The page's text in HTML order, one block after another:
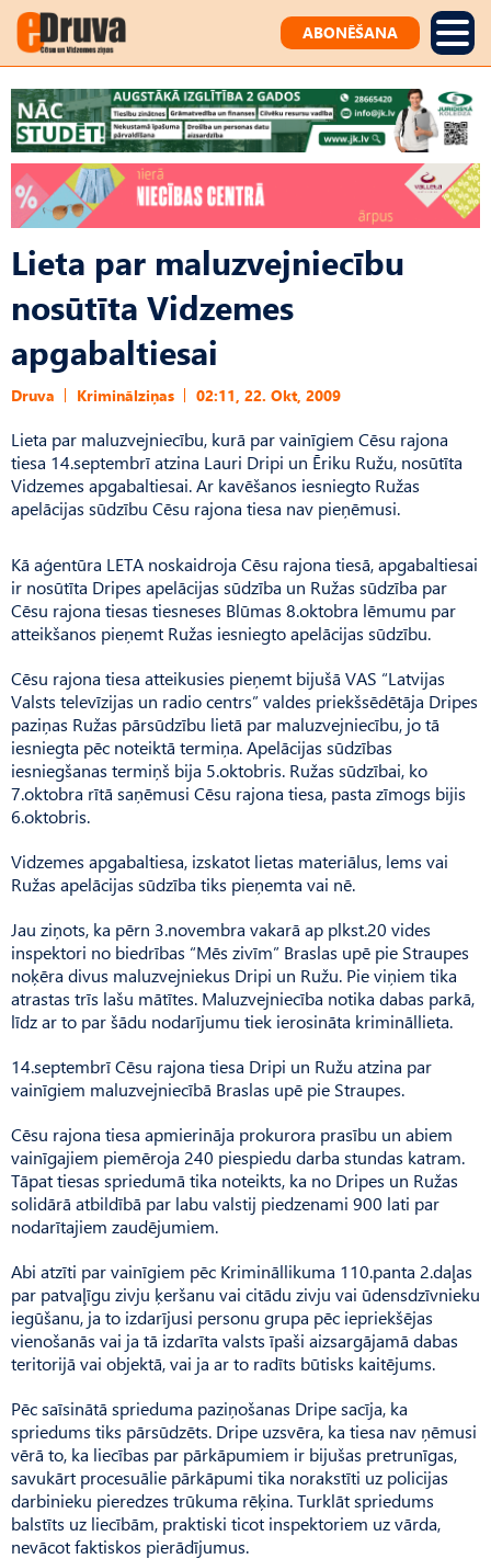
ABONĒŠANA
Lieta par maluzvejniecību
nosūtīta Vidzemes
apgabaltiesai
Druva Kriminālziņas 02:11, 22. Okt, 2009
Lieta par maluzvejniecību, kurā par vainīgiem Cēsu rajona
tiesa 14.septembrī atzina Lauri Dripi un Ēriku Ružu, nosūtīta
Vidzemes apgabaltiesai. Ar kavēšanos iesniegto Ružas
apelācijas sūdzību Cēsu rajona tiesa nav pieņēmusi.
Kā aģentūra LETA noskaidroja Cēsu rajona tiesā, apgabaltiesai
ir nosūtīta Dripes apelācijas sūdzība un Ružas sūdzība par
Cēsu rajona tiesas tiesneses Blūmas 8.oktobra lēmumu par
atteikšanos pieņemt Ružas iesniegto apelācijas sūdzību.
Cēsu rajona tiesa atteikusies pieņemt bijušā VAS “Latvijas
Valsts televīzijas un radio centrs” valdes priekšsēdētāja Dripes
paziņas Ružas pārsūdzību lietā par maluzvejniecību, jo tā
iesniegta pēc noteiktā termiņa. Apelācijas sūdzības
iesniegšanas termiņš bija 5.oktobris. Ružas sūdzībai, ko
7.oktobra rītā saņēmusi Cēsu rajona tiesa, pasta zīmogs bijis
6.oktobris.
Vidzemes apgabaltiesa, izskatot lietas materiālus, lems vai
Ružas apelācijas sūdzība tiks pieņemta vai nē.
Jau ziņots, ka pērn 3.novembra vakarā ap plkst.20 vides
inspektori no biedrības “Mēs zivīm” Braslas upē pie Straupes
noķēra divus maluzvejniekus Dripi un Ružu. Pie viņiem tika
atrastas trīs lašu mātītes. Maluzvejniecība notika dabas parkā,
līdz ar to par šādu nodarījumu tiek ierosināta krimināllieta.
14.septembrī Cēsu rajona tiesa Dripi un Ružu atzina par
vainīgiem maluzvejniecībā Braslas upē pie Straupes.
Cēsu rajona tiesa apmierināja prokurora prasību un abiem
vainīgajiem piemēroja 240 piespiedu darba stundas katram.
Tāpat tiesas spriedumā tika noteikts, ka no Dripes un Ružas
solidārā atbildībā par labu valstij piedzenami 900 lati par
nodarītajiem zaudējumiem.
Abi atzīti par vainīgiem pēc Krimināllikuma 110.panta 2.daļas
par patvaļīgu zivju ķeršanu vai citādu zivju vai ūdensdzīvnieku
iegūšanu, ja to izdarījusi personu grupa pēc iepriekšējas
vienošanās vai ja tā izdarīta valsts īpaši aizsargājamā dabas
teritorijā vai objektā, vai ja ar to radīts būtisks kaitējums.
Pēc saīsinātā sprieduma paziņošanas Dripe sacīja, ka
spriedums tiks pārsūdzēts. Dripe uzsvēra, ka tiesa nav ņēmusi
vērā to, ka liecības par pārkāpumiem ir bijušas pretrunīgas,
savukārt procesuālie pārkāpumi tika norakstīti uz policijas
darbinieku pieredzes trūkuma rēķina. Turklāt spriedums
balstīts uz liecībām, praktiski ticot inspektoriem uz vārda,
nevācot faktiskos pierādījumus.